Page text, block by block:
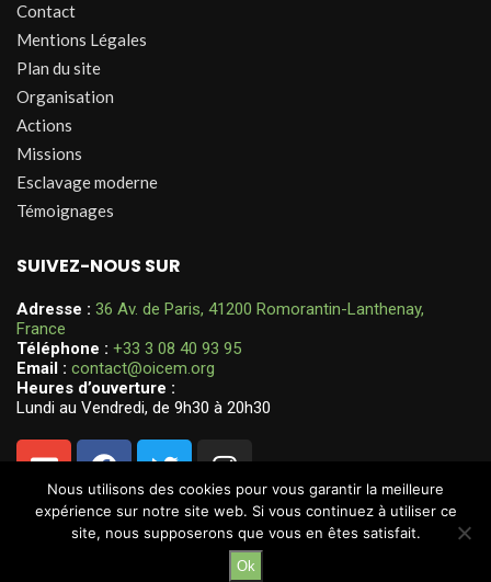
Contact
Mentions Légales
Plan du site
Organisation
Actions
Missions
Esclavage moderne
Témoignages
SUIVEZ-NOUS SUR
Adresse : 36 Av. de Paris, 41200 Romorantin-Lanthenay,
France
Téléphone : +33 3 08 40 93 95
Email : contact@oicem.org
Heures d’ouverture :
Lundi au Vendredi, de 9h30 à 20h30
@2024 – Tous droits réservés. @
Nous utilisons des cookies pour vous garantir la meilleure
expérience sur notre site web. Si vous continuez à utiliser ce
site, nous supposerons que vous en êtes satisfait.
Ok